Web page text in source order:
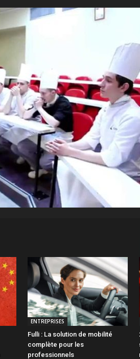
ENTREPRISES
Fulli : La solution de mobilité
complète pour les
professionnels